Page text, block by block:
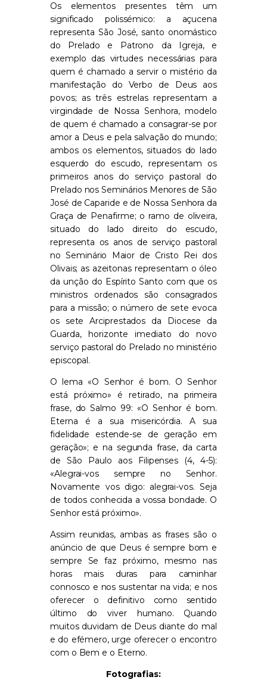
Os elementos presentes têm um
significado polissémico: a açucena
representa São José, santo onomástico
do Prelado e Patrono da Igreja, e
exemplo das virtudes necessárias para
quem é chamado a servir o mistério da
manifestação do Verbo de Deus aos
povos; as três estrelas representam a
virgindade de Nossa Senhora, modelo
de quem é chamado a consagrar-se por
amor a Deus e pela salvação do mundo;
ambos os elementos, situados do lado
esquerdo do escudo, representam os
primeiros anos do serviço pastoral do
Prelado nos Seminários Menores de São
José de Caparide e de Nossa Senhora da
Graça de Penafirme; o ramo de oliveira,
situado do lado direito do escudo,
representa os anos de serviço pastoral
no Seminário Maior de Cristo Rei dos
Olivais; as azeitonas representam o óleo
da unção do Espírito Santo com que os
ministros ordenados são consagrados
para a missão; o número de sete evoca
os sete Arciprestados da Diocese da
Guarda, horizonte imediato do novo
serviço pastoral do Prelado no ministério
episcopal.
O lema «O Senhor é bom. O Senhor
está próximo» é retirado, na primeira
frase, do Salmo 99: «O Senhor é bom.
Eterna é a sua misericórdia. A sua
fidelidade estende-se de geração em
geração»; e na segunda frase, da carta
de São Paulo aos Filipenses (4, 4-5):
«Alegrai-vos sempre no Senhor.
Novamente vos digo: alegrai-vos. Seja
de todos conhecida a vossa bondade. O
Senhor está próximo».
Assim reunidas, ambas as frases são o
anúncio de que Deus é sempre bom e
sempre Se faz próximo, mesmo nas
horas mais duras para caminhar
connosco e nos sustentar na vida; e nos
oferecer o definitivo como sentido
último do viver humano. Quando
muitos duvidam de Deus diante do mal
e do efémero, urge oferecer o encontro
com o Bem e o Eterno.
Fotografias: